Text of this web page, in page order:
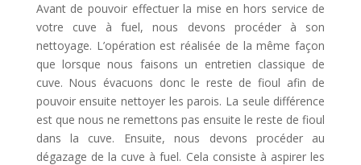
Avant de pouvoir effectuer la mise en hors service de
votre cuve à fuel, nous devons procéder à son
nettoyage. L’opération est réalisée de la même façon
que lorsque nous faisons un entretien classique de
cuve. Nous évacuons donc le reste de fioul afin de
pouvoir ensuite nettoyer les parois. La seule différence
est que nous ne remettons pas ensuite le reste de fioul
dans la cuve. Ensuite, nous devons procéder au
dégazage de la cuve à fuel. Cela consiste à aspirer les